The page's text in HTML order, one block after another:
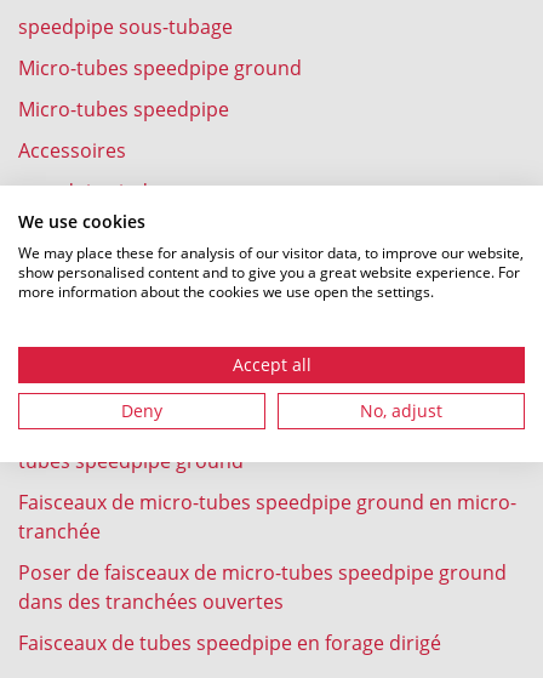
We use cookies
We may place these for analysis of our visitor data, to improve our website,
show personalised content and to give you a great website experience. For
more information about the cookies we use open the settings.
Accept all
Deny No, adjust
speedpipe sous-tubage
Micro-tubes speedpipe ground
Micro-tubes speedpipe
Accessoires
speedpipe indoor
Expériences
Pose de cables fibre optique dans des speedpipe par
soufflage
Enfouissement à la charrue au soc de faisceaux de
tubes speedpipe ground
Faisceaux de micro-tubes speedpipe ground en micro-
tranchée
Poser de faisceaux de micro-tubes speedpipe ground
dans des tranchées ouvertes
Faisceaux de tubes speedpipe en forage dirigé